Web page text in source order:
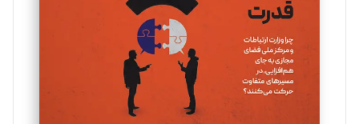
تحریریه
ملینا جعفری
تحریریه